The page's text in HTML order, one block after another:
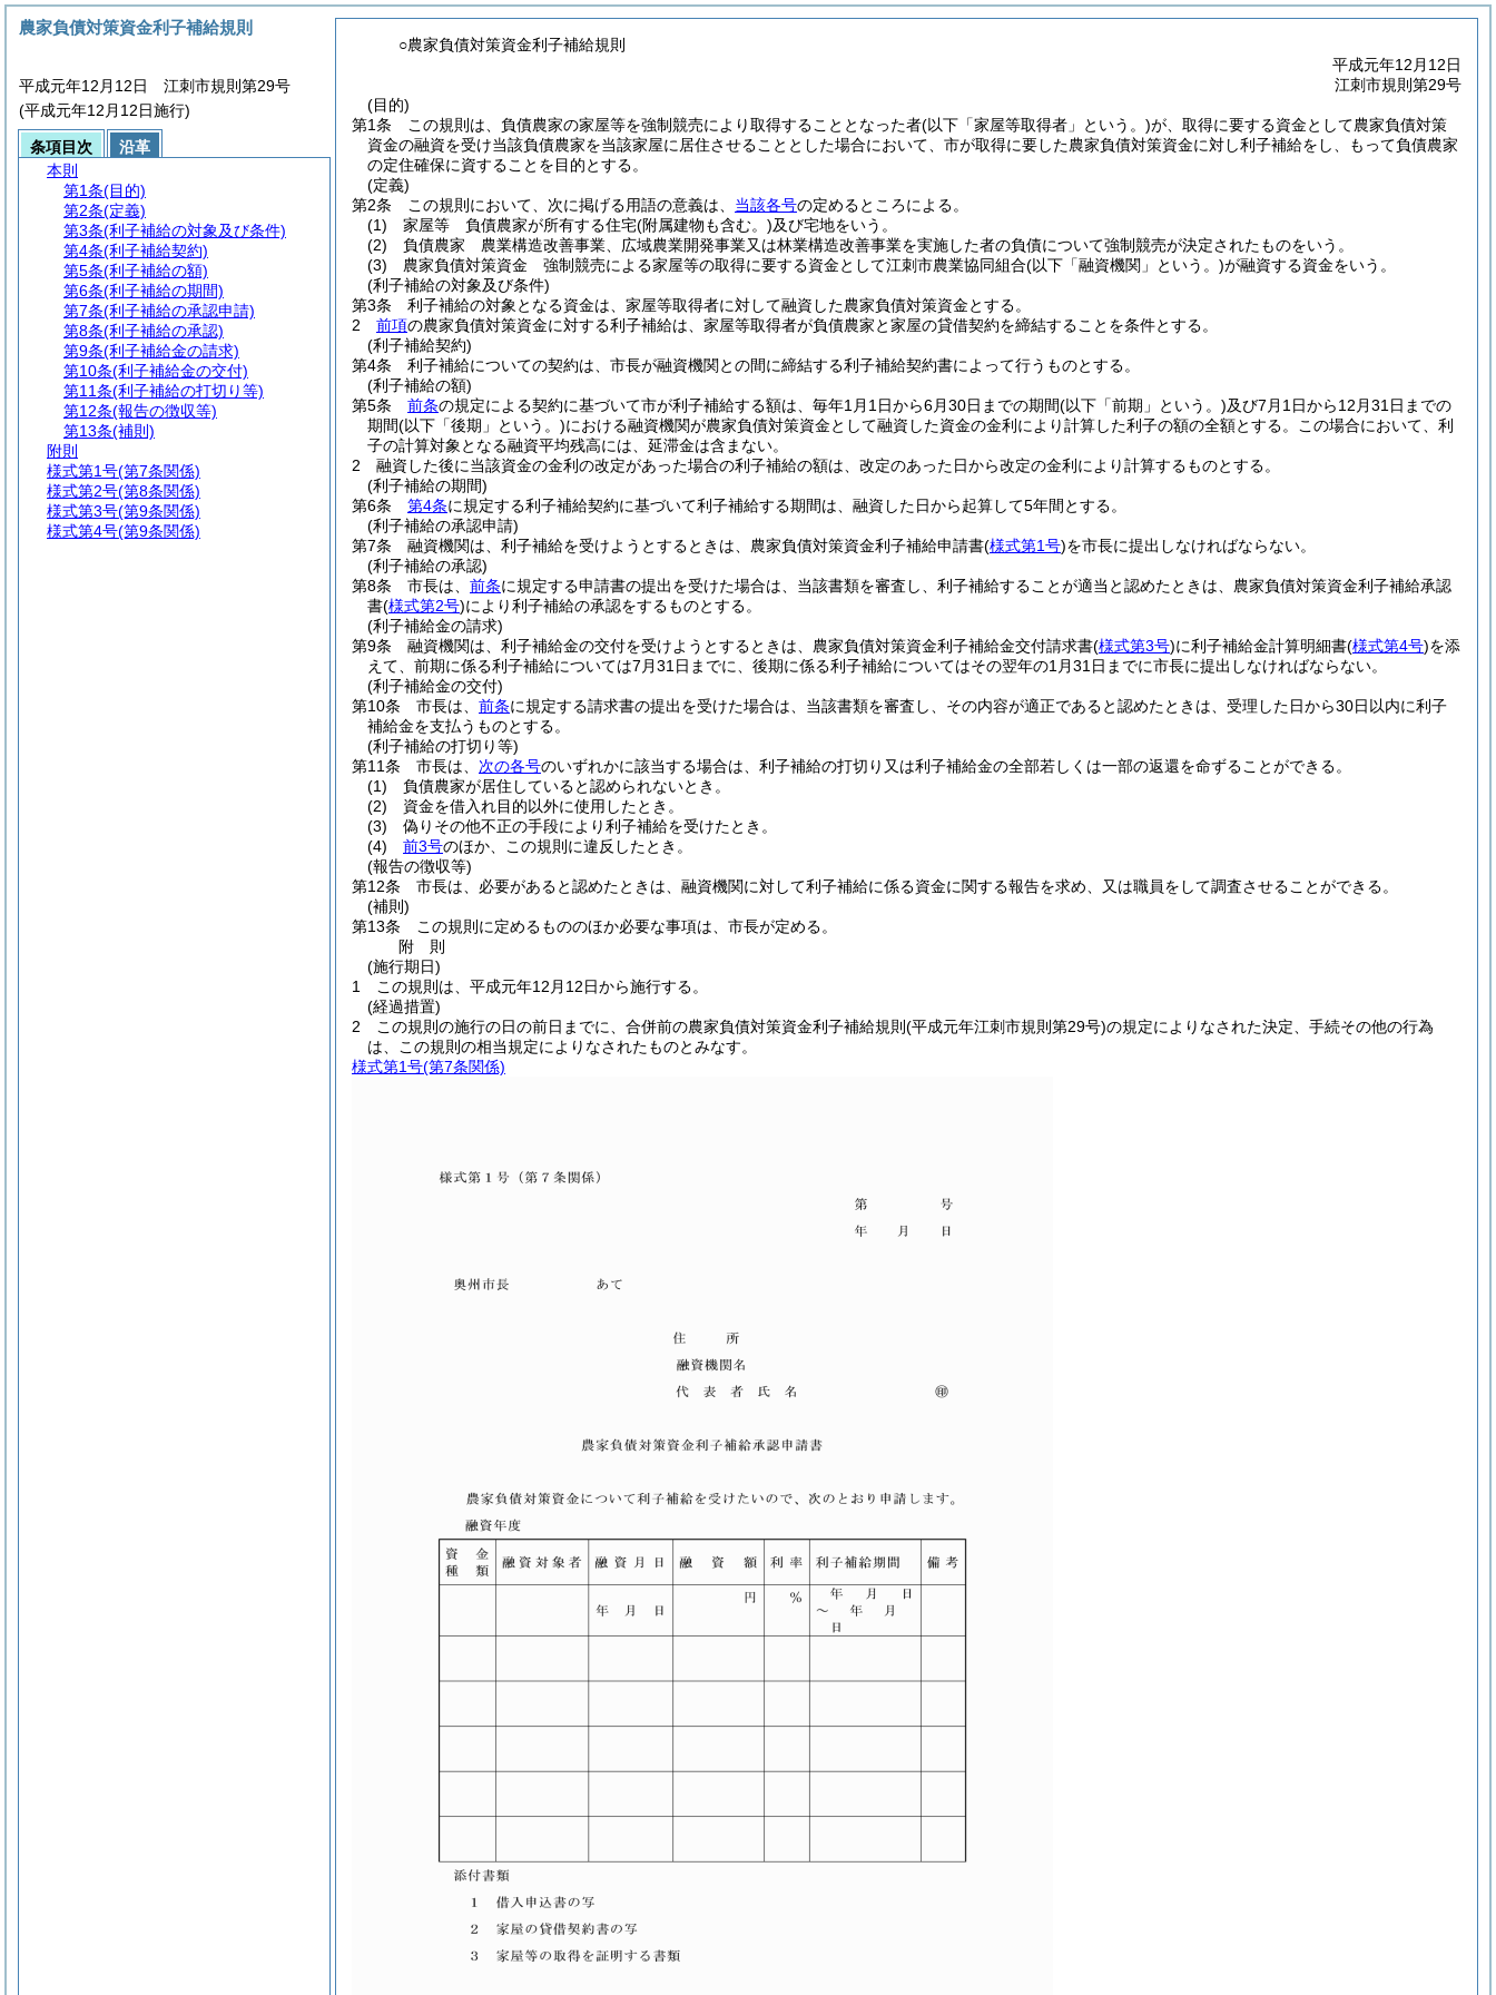
○農家負債対策資金利子補給規則
平成元年12月12日
江刺市規則第29号
(目的)
第1条
この規則は、負債農家の家屋等を強制競売により取得することとなった者(以下「家屋等取得者」という。)が、取得に要する資金として農家負債対策
資金の融資を受け当該負債農家を当該家屋に居住させることとした場合において、市が取得に要した農家負債対策資金に対し利子補給をし、もって負債農家
の定住確保に資することを目的とする。
(定義)
第2条
この規則において、次に掲げる用語の意義は、 当該各号の定めるところによる。
(1)
家屋等 負債農家が所有する住宅(附属建物も含む。)及び宅地をいう。
(2)
負債農家 農業構造改善事業、広域農業開発事業又は林業構造改善事業を実施した者の負債について強制競売が決定されたものをいう。
(3)
農家負債対策資金 強制競売による家屋等の取得に要する資金として江刺市農業協同組合(以下「融資機関」という。)が融資する資金をいう。
(利子補給の対象及び条件)
第3条
利子補給の対象となる資金は、家屋等取得者に対して融資した農家負債対策資金とする。
2
前項の農家負債対策資金に対する利子補給は、家屋等取得者が負債農家と家屋の貸借契約を締結することを条件とする。
(利子補給契約)
第4条
利子補給についての契約は、市長が融資機関との間に締結する利子補給契約書によって行うものとする。
(利子補給の額)
第5条
前条の規定による契約に基づいて市が利子補給する額は、毎年1月1日から6月30日までの期間(以下「前期」という。)及び7月1日から12月31日までの
期間(以下「後期」という。)における融資機関が農家負債対策資金として融資した資金の金利により計算した利子の額の全額とする。
この場合において、利
子の計算対象となる融資平均残高には、延滞金は含まない。
2
融資した後に当該資金の金利の改定があった場合の利子補給の額は、改定のあった日から改定の金利により計算するものとする。
(利子補給の期間)
第6条
第4条に規定する利子補給契約に基づいて利子補給する期間は、融資した日から起算して5年間とする。
(利子補給の承認申請)
第7条
融資機関は、利子補給を受けようとするときは、農家負債対策資金利子補給申請書(様式第1号)を市長に提出しなければならない。
(利子補給の承認)
第8条
市長は、 前条に規定する申請書の提出を受けた場合は、当該書類を審査し、利子補給することが適当と認めたときは、農家負債対策資金利子補給承認
書(様式第2号)により利子補給の承認をするものとする。
(利子補給金の請求)
第9条
融資機関は、利子補給金の交付を受けようとするときは、農家負債対策資金利子補給金交付請求書(様式第3号)に利子補給金計算明細書(様式第4号)を添
えて、前期に係る利子補給については7月31日までに、後期に係る利子補給についてはその翌年の1月31日までに市長に提出しなければならない。
(利子補給金の交付)
第10条
市長は、 前条に規定する請求書の提出を受けた場合は、当該書類を審査し、その内容が適正であると認めたときは、受理した日から30日以内に利子
補給金を支払うものとする。
(利子補給の打切り等)
第11条
市長は、 次の各号のいずれかに該当する場合は、利子補給の打切り又は利子補給金の全部若しくは一部の返還を命ずることができる。
(1)
負債農家が居住していると認められないとき。
(2)
資金を借入れ目的以外に使用したとき。
(3)
偽りその他不正の手段により利子補給を受けたとき。
(4)
前3号のほか、この規則に違反したとき。
(報告の徴収等)
第12条
市長は、必要があると認めたときは、融資機関に対して利子補給に係る資金に関する報告を求め、又は職員をして調査させることができる。
(補則)
第13条
この規則に定めるもののほか必要な事項は、市長が定める。
附 則
(施行期日)
1
この規則は、平成元年12月12日から施行する。
(経過措置)
2
この規則の施行の日の前日までに、合併前の農家負債対策資金利子補給規則 (平成元年江刺市規則第29号)の規定によりなされた決定、手続その他の行為
は、この規則の相当規定によりなされたものとみなす。
様式第1号(第7条関係)
農家負債対策資金利子補給規則
平成元年12月12日 江刺市規則第29号
(平成元年12月12日施行)
条項目次
沿革
本則
第1条(目的)
第2条(定義)
第3条(利子補給の対象及び条件)
第4条(利子補給契約)
第5条(利子補給の額)
第6条(利子補給の期間)
第7条(利子補給の承認申請)
第8条(利子補給の承認)
第9条(利子補給金の請求)
第10条(利子補給金の交付)
第11条(利子補給の打切り等)
第12条(報告の徴収等)
第13条(補則)
附則
様式第1号(第7条関係)
様式第2号(第8条関係)
様式第3号(第9条関係)
様式第4号(第9条関係)